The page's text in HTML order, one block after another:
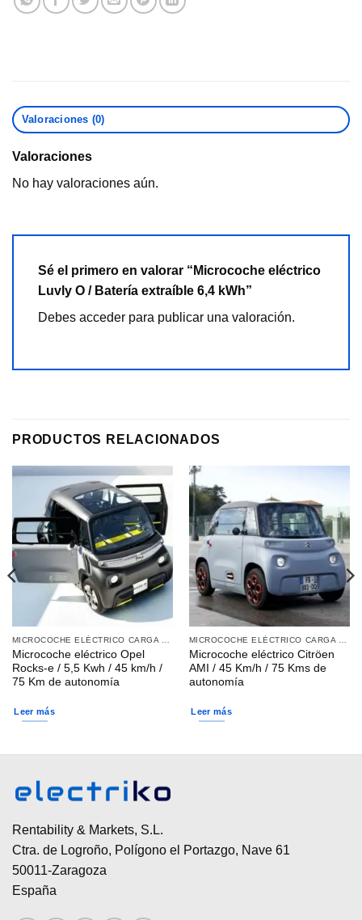
Valoraciones (0)
Valoraciones
No hay valoraciones aún.
Sé el primero en valorar “Microcoche eléctrico
Luvly O / Batería extraíble 6,4 kWh”
Debes acceder para publicar una valoración.
PRODUCTOS RELACIONADOS
Microcoche eléctrico Opel
Rocks-e / 5,5 Kwh / 45 km/h /
75 Km de autonomía
Leer más
Microcoche eléctrico Citröen
AMI / 45 Km/h / 75 Kms de
autonomía
Leer más
Rentability & Markets, S.L.
Ctra. de Logroño, Polígono el Portazgo, Nave 61
50011-Zaragoza
España